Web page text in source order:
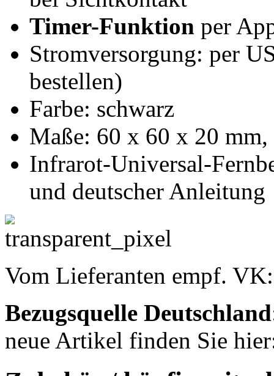
Timer-Funktion per
Stromversorgung: per
bestellen)
Farbe: schwarz
Maße: 60 x 60 x 20
Infrarot-Universal-
und deutscher Anleitung
Vom Lieferanten empf.
Bezugsquelle Deutschland
neue Artikel finden Sie